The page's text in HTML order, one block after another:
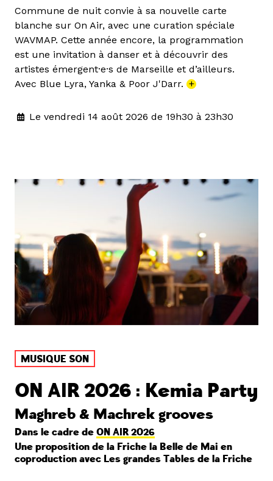
Commune de nuit convie à sa nouvelle carte
blanche sur On Air, avec une curation spéciale
WAVMAP. Cette année encore, la programmation
est une invitation à danser et à découvrir des
artistes émergent·e·s de Marseille et d’ailleurs.
Avec Blue Lyra, Yanka & Poor J'Darr. +
Le vendredi 14 août 2026 de 19h30 à 23h30
MUSIQUE SON
ON AIR 2026 : Kemia Party
Maghreb & Machrek grooves
Dans le cadre de ON AIR 2026
Une proposition de la Friche la Belle de Mai en
coproduction avec Les grandes Tables de la Friche